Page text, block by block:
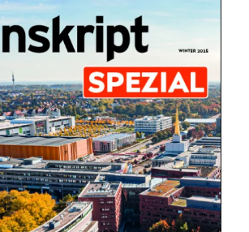
|transkript-Newsletter
aktuell informiert.